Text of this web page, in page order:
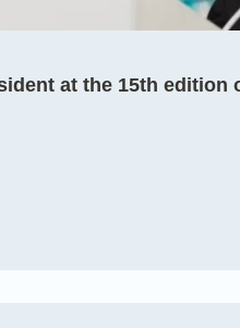
at the 15th edition